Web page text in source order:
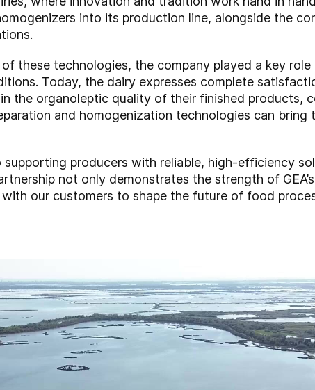
into its production line, alongside the
these technologies, the company played a key role
Today, the dairy expresses complete
the organoleptic quality of their finished products,
and homogenization technologies can bring
producers with reliable, high-efficiency
not only demonstrates the strength of GEA’s
our customers to shape the future of food